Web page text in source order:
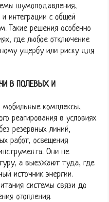
шумоподавления,
интеграции с общей
Такие решения особенно
где любое отключение
ущербу или риску для
В ПОЛЕВЫХ И
комплексы,
реагирования в условиях
резервных линий,
работ, освещения
Они не
а выезжают туда, где
источник энергии.
системы связи до
отопления.